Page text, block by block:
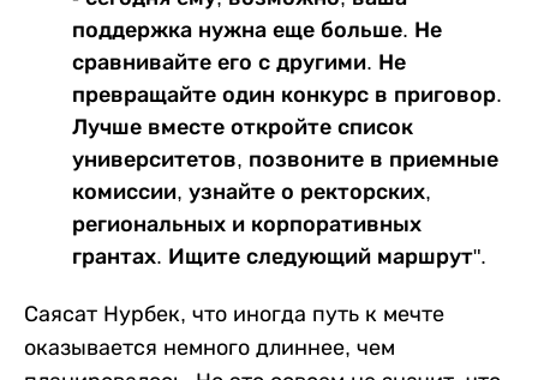
поддержка нужна еще больше. Не
сравнивайте его с другими. Не
превращайте один конкурс в приговор.
Лучше вместе откройте список
университетов, позвоните в приемные
комиссии, узнайте о ректорских,
региональных и корпоративных
грантах. Ищите следующий маршрут".
Саясат Нурбек, что иногда путь к мечте
оказывается немного длиннее, чем